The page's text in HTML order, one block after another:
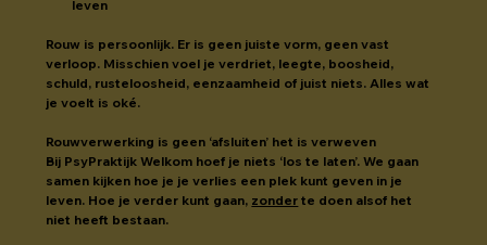
leven
Rouw is persoonlijk. Er is geen juiste vorm, geen vast
verloop. Misschien voel je verdriet, leegte, boosheid,
schuld, rusteloosheid, eenzaamheid of juist niets. Alles wat
je voelt is oké.
Rouwverwerking is geen ‘afsluiten’ het is verweven
Bij PsyPraktijk Welkom hoef je niets ‘los te laten’. We gaan
samen kijken hoe je je verlies een plek kunt geven in je
leven. Hoe je verder kunt gaan, zonder te doen alsof het
niet heeft bestaan.